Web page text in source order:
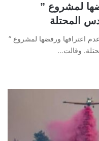
لمشروع ”
المحتلة
عدم اعترافها ورفضها لمشروع ”
وقالت…